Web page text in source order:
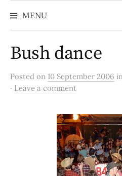
to
content
MENU
Bush dance
Posted on 10 September 2006
· Leave a comment